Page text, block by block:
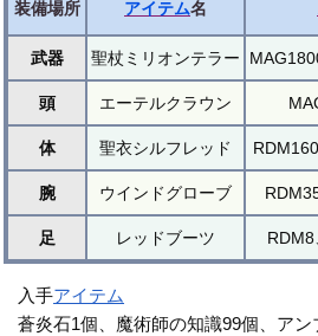
装備場所 アイテム名
武器 聖杖ミリオンテラー
頭 エーテルクラウン
体 聖衣シルフレッド
腕 ウインドグローブ
足 レッドブーツ
入手アイテム
蒼炎石1個、魔術師の知識99個、ア